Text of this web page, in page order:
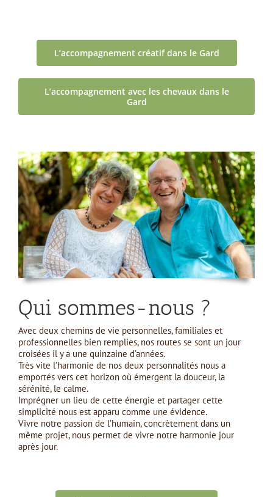
L’accompagnement créatif dans le Gard
L’accompagnement avec les chevaux dans le
Gard
Qui sommes-nous ?
Avec deux chemins de vie personnelles, familiales et
professionnelles bien remplies, nos routes se sont un jour
croisées il y a une quinzaine d’années.
Très vite l’harmonie de nos deux personnalités nous a
emportés vers cet horizon où émergent la douceur, la
sérénité, le calme.
Imprégner un lieu de cette énergie et partager cette
simplicité nous est apparu comme une évidence.
Vivre notre passion de l’humain, concrètement dans un
même projet, nous permet de vivre notre harmonie jour
après jour.